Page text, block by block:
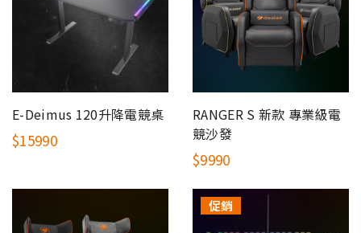
E-Deimus 120升降電競桌
$15990
RANGER S 新款 專業級電
競沙發
$9990
促銷